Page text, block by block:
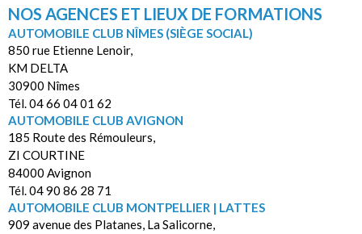
NOS AGENCES ET LIEUX DE FORMATIONS
AUTOMOBILE CLUB NÎMES (SIÈGE SOCIAL)
850 rue Etienne Lenoir,
KM DELTA
30900 Nîmes
Tél. 04 66 04 01 62
AUTOMOBILE CLUB AVIGNON
185 Route des Rémouleurs,
ZI COURTINE
84000 Avignon
Tél. 04 90 86 28 71
AUTOMOBILE CLUB MONTPELLIER | LATTES
909 avenue des Platanes, La Salicorne,